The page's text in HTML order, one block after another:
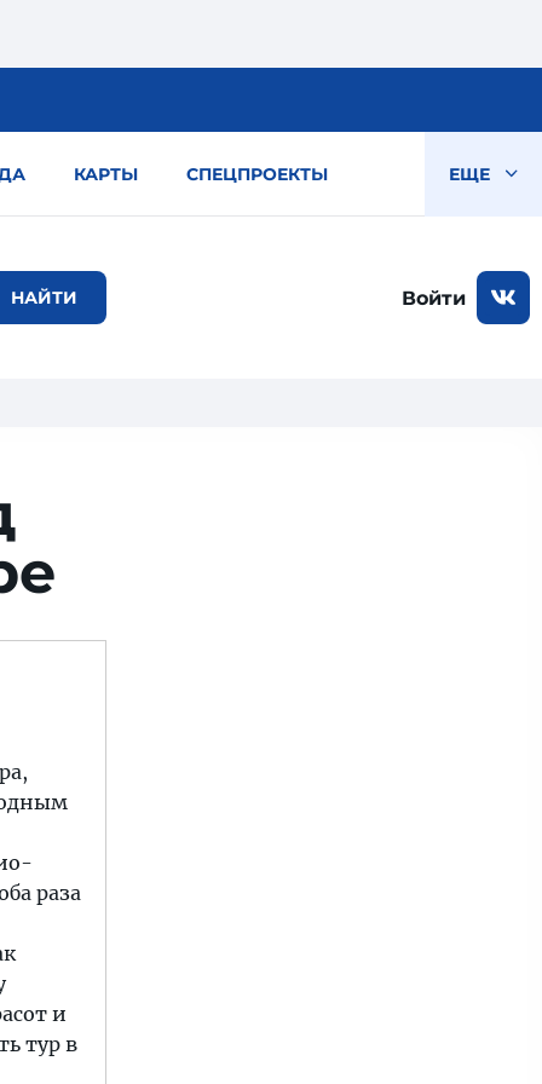
КАРТЫ СПЕЦПРОЕКТЫ ЕЩЕ
Войти
раза
и
тур в